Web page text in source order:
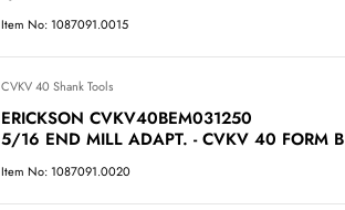
Item No: 1087091.0015
CVKV 40 Shank Tools
ERICKSON CVKV40BEM031250
5/16 END MILL ADAPT. - CVKV 40 FORM B
Item No: 1087091.0020